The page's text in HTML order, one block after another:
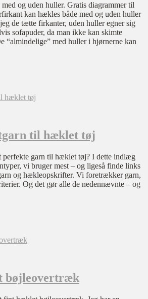
og uden huller. Gratis diagrammer til
kan hækles både med og uden huller
de tætte firkanter, uden huller egner sig
sofapuder, da man ikke kan skimte
“almindelige” med huller i hjørnerne kan
til hæklet tøj
perfekte garn til hæklet tøj? I dette indlæg
vi bruger mest – og ligeså finde links
og hækleopskrifter. Vi foretrækker garn,
Og det gør alle de nedennævnte – og
bøjleovertræk